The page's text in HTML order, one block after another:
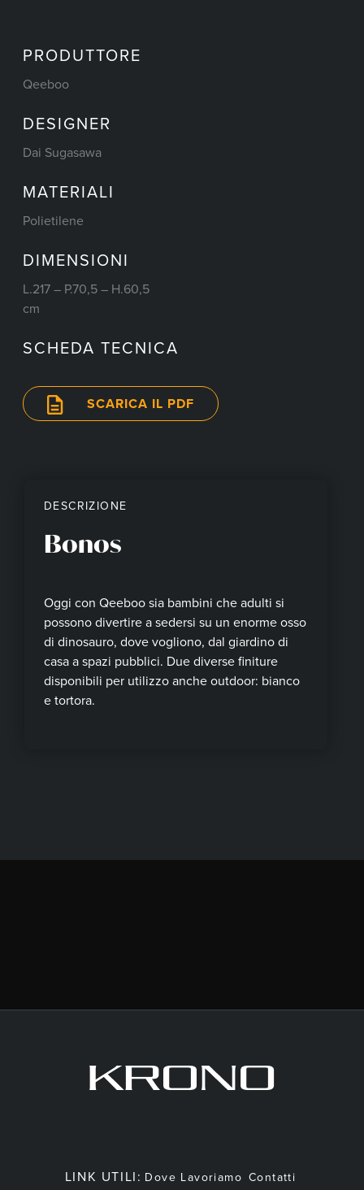
PRODUTTORE
Qeeboo
DESIGNER
Dai Sugasawa
MATERIALI
Polietilene
DIMENSIONI
L.217 – P.70,5 – H.60,5
cm
SCHEDA TECNICA
SCARICA IL PDF
DESCRIZIONE
Bonos
Oggi con Qeeboo sia bambini che adulti si
possono divertire a sedersi su un enorme osso
di dinosauro, dove vogliono, dal giardino di
casa a spazi pubblici. Due diverse finiture
disponibili per utilizzo anche outdoor: bianco
e tortora.
LINK UTILI: Dove Lavoriamo Contatti